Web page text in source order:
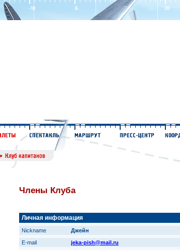
Члены Клуба
Личная информация
Nickname
Джейн
E-mail
jeka-pish@mail.ru